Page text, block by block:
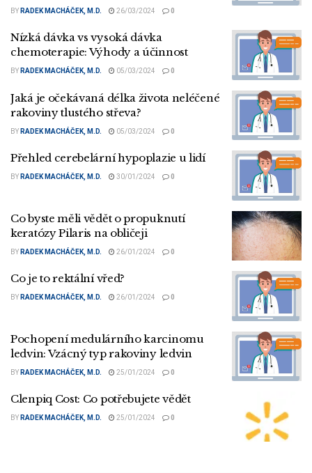
BY RADEK MACHÁČEK, M.D. 26/03/2024 0
Nízká dávka vs vysoká dávka
chemoterapie: Výhody a účinnost
BY RADEK MACHÁČEK, M.D. 05/03/2024 0
Jaká je očekávaná délka života neléčené
rakoviny tlustého střeva?
BY RADEK MACHÁČEK, M.D. 05/03/2024 0
Přehled cerebelární hypoplazie u lidí
BY RADEK MACHÁČEK, M.D. 30/01/2024 0
Co byste měli vědět o propuknutí
keratózy Pilaris na obličeji
BY RADEK MACHÁČEK, M.D. 26/01/2024 0
Co je to rektální vřed?
BY RADEK MACHÁČEK, M.D. 26/01/2024 0
Pochopení medulárního karcinomu
ledvin: Vzácný typ rakoviny ledvin
BY RADEK MACHÁČEK, M.D. 25/01/2024 0
Clenpiq Cost: Co potřebujete vědět
BY RADEK MACHÁČEK, M.D. 25/01/2024 0